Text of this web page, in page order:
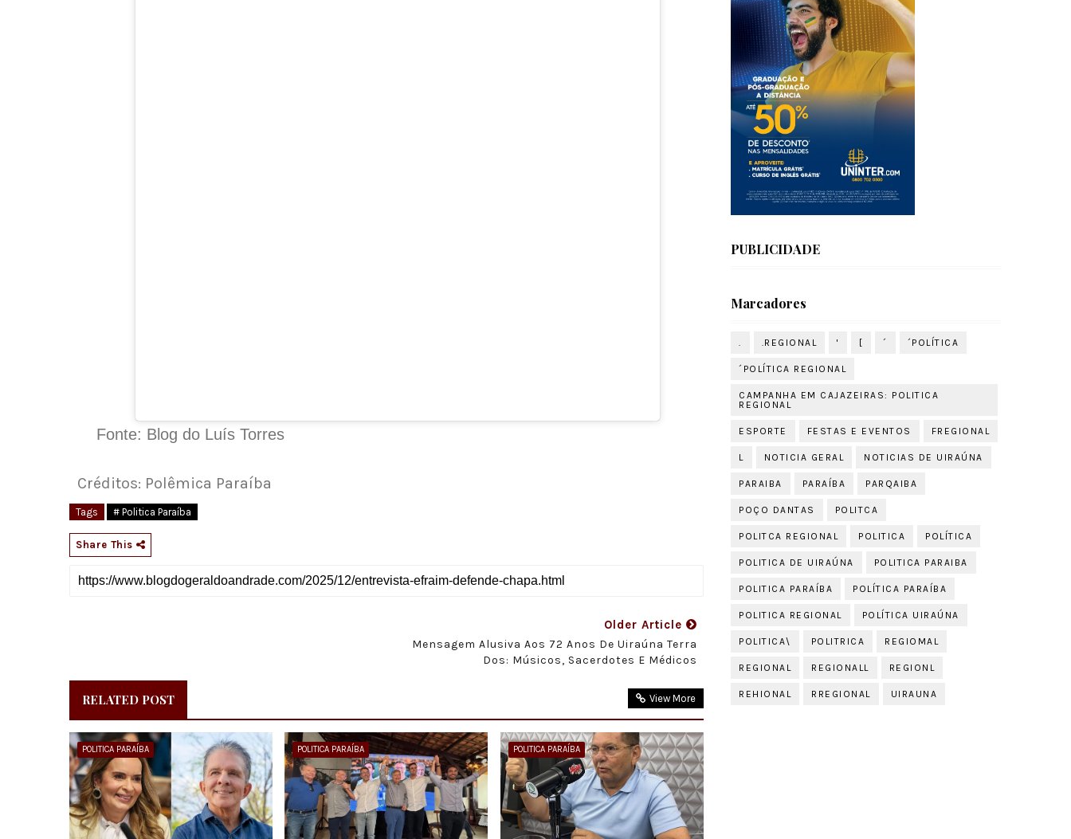
Fonte: Blog do Luís Torres
Créditos: Polêmica Paraíba
Tags # Politica Paraíba
Share This
Older Article
Mensagem Alusiva Aos 72 Anos De Uiraúna Terra
Dos: Músicos, Sacerdotes E Médicos
RELATED POST View More
POLITICA PARAÍBA POLITICA PARAÍBA POLITICA PARAÍBA
PUBLICIDADE
Marcadores
. .REGIONAL ' [ ´ ´POLÍTICA
´POLÍTICA REGIONAL
CAMPANHA EM CAJAZEIRAS: POLITICA
REGIONAL
ESPORTE FESTAS E EVENTOS FREGIONAL
L NOTICIA GERAL NOTICIAS DE UIRAÚNA
PARAIBA PARAÍBA PARQAIBA
POÇO DANTAS POLITCA
POLITCA REGIONAL POLITICA POLÍTICA
POLITICA DE UIRAÚNA POLITICA PARAIBA
POLITICA PARAÍBA POLÍTICA PARAÍBA
POLITICA REGIONAL POLÍTICA UIRAÚNA
POLITICA\ POLITRICA REGIOMAL
REGIONAL REGIONALL REGIONL
REHIONAL RREGIONAL UIRAUNA